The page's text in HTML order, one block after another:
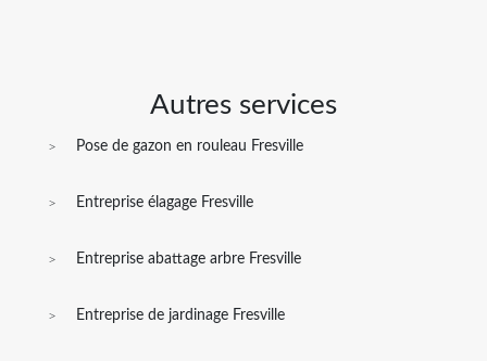
Autres services
Pose de gazon en rouleau Fresville
Entreprise élagage Fresville
Entreprise abattage arbre Fresville
Entreprise de jardinage Fresville